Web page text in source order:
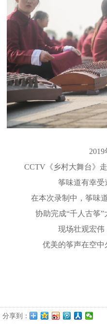
2019
CCTV《乡村大舞台》
筝味道有幸受
在本次录制中， 筝味
协助完成“千人古筝
现场壮观宏伟
优美的筝声在空
分享到：